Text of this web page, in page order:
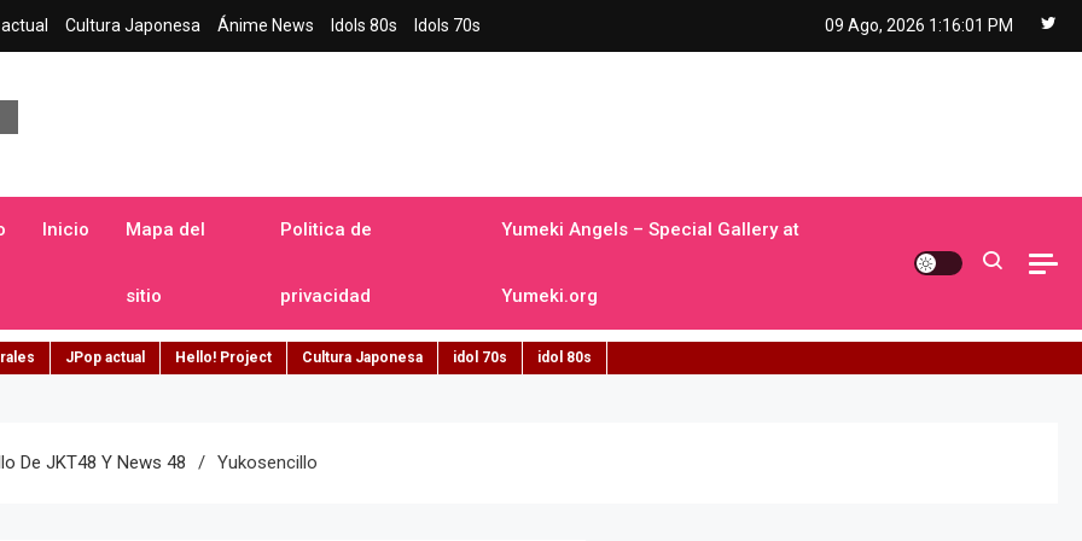
Cultura Japonesa Ánime News Idols 80s Idols 70s 09 Ago, 2026 1:16:02 PM
Inicio Mapa del
sitio
Politica de
privacidad
Yumeki Angels – Special Gallery at
Yumeki.org
JPop actual Hello! Project Cultura Japonesa idol 70s idol 80s
De JKT48 Y News 48 Yukosencillo